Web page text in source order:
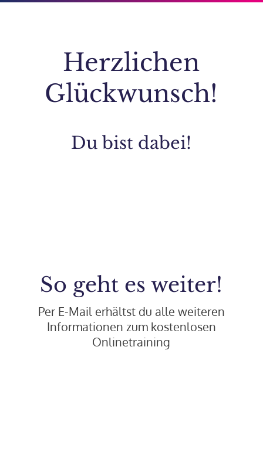
Herzlichen
Glückwunsch!
Du bist dabei!
So geht es weiter!
Per E-Mail erhältst du alle weiteren
Informationen zum kostenlosen
Onlinetraining